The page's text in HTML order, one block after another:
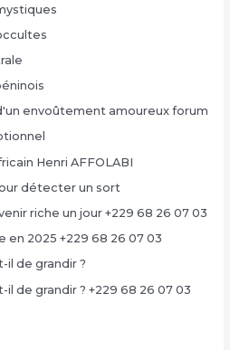
envoûtement amoureux forum
Henri AFFOLABI
détecter un sort
riche un jour +229 68 26 07 03
en 2025 +229 68 26 07 03
il de grandir ?
de grandir ? +229 68 26 07 03